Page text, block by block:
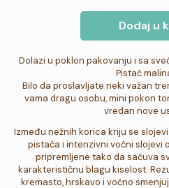
Dodaj u
Dolazi u poklon pakovanju i sa
Pistać
Bilo da proslavljate neki važan
vama dragu osobu, mini pokon
vredan nove
Između nežnih korica kriju se
pistaća i intenzivni voćni slojevi
pripremljene tako da sačuva
karakterističnu blagu kiselost.
kremasto, hrskavo i voćno